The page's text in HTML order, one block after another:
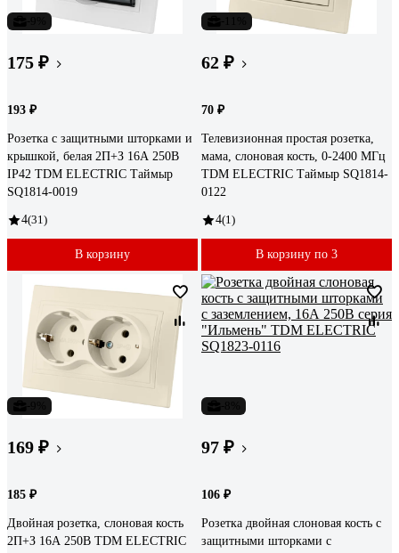
175 ₽
193 ₽
Розетка с защитными шторками и
крышкой, белая 2П+З 16А 250В
IP42 TDM ELECTRIC Таймыр
SQ1814-0019
4(31)
В корзину
62 ₽
70 ₽
Телевизионная простая розетка,
мама, слоновая кость, 0-2400 МГц
TDM ELECTRIC Таймыр SQ1814-
0122
4(1)
В корзину по 3
169 ₽
185 ₽
Двойная розетка, слоновая кость
2П+З 16А 250В TDM ELECTRIC
97 ₽
106 ₽
Розетка двойная слоновая кость с
защитными шторками с